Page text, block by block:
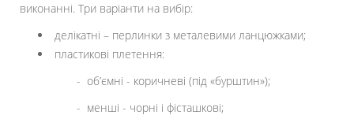
виконанні. Три варіанти на вибір:
делікатні – перлинки з металевими ланцюжками;
пластикові плетення:
- об’ємні - коричневі (під «бурштин»);
- менші - чорні і фісташкові;